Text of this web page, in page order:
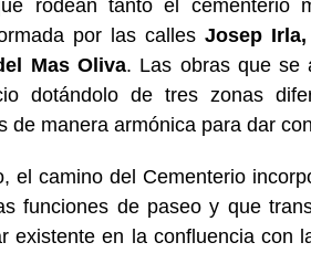
rodean tanto el cementerio
por las callesJosep
Mas Oliva. Las obras que se
dotándolo de tres zonas
de manera armónica para dar
el camino del Cementerio
funciones de paseo y que
existente en la confluencia con